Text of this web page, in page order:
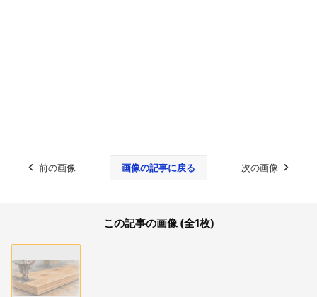
前の画像 画像の記事に戻る 次の画像
この記事の画像 (全1枚)